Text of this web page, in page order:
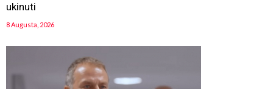
ukinuti
8 Augusta, 2026